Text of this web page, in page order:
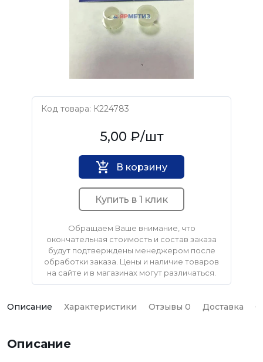
Код товара: К224783
5,00 ₽/шт
В корзину
Купить в 1 клик
Обращаем Ваше внимание, что
окончательная стоимость и состав заказа
будут подтверждены менеджером после
обработки заказа. Цены и наличие товаров
на сайте и в магазинах могут различаться.
Описание Характеристики Отзывы 0 Доставка
Описание